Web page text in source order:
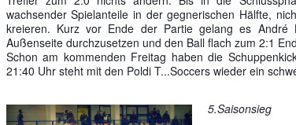
wachsender Spielanteile in der gegnerischen Hälfte,
kreieren. Kurz vor Ende der Partie gelang es André
Außenseite durchzusetzen und den Ball flach zum 2:1
Schon am kommenden Freitag haben die
21:40 Uhr steht mit den Poldi T...Soccers wieder ein
5.Saisonsieg